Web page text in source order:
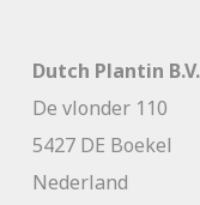
Dutch Plantin B.V.
De vlonder 110
5427 DE Boekel
Nederland